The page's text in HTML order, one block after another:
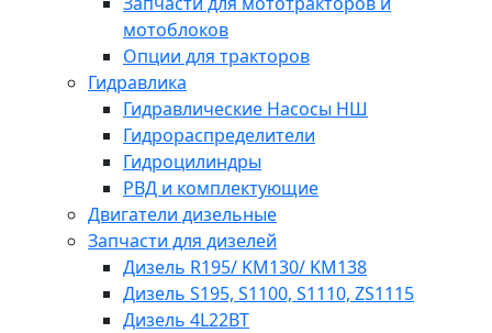
мотоблоков
Опции для тракторов
Гидравлика
Гидравлические Насосы НШ
Гидрораспределители
Гидроцилиндры
РВД и комплектующие
Двигатели дизельные
Запчасти для дизелей
Дизель R195/ KM130/ KM138
Дизель S195, S1100, S1110, ZS1115
Дизель 4L22BT